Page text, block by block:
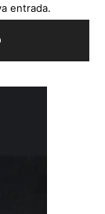
entrada.